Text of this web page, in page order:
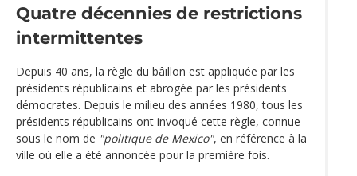
Quatre décennies de restrictions
intermittentes
Depuis 40 ans, la règle du bâillon est appliquée par les
présidents républicains et abrogée par les présidents
démocrates. Depuis le milieu des années 1980, tous les
présidents républicains ont invoqué cette règle, connue
sous le nom de "politique de Mexico", en référence à la
ville où elle a été annoncée pour la première fois.